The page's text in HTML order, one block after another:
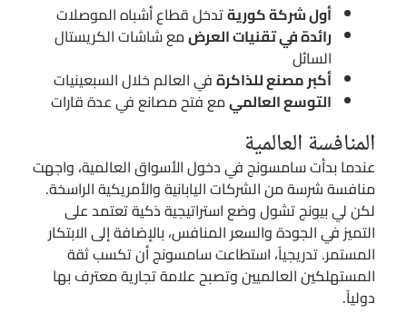
أول شركة كوريةتدخل قطاع أشباه الموصلات
رائدة في تقنيات العرضمع شاشات الكريستال
السائل
أكبر مصنع للذاكرةفي العالم خلال السبعينيات
التوسع العالميمع فتح مصانع في عدة قارات
المنافسة العالمية
عندما بدأت سامسونج في دخول الأسواق العالمية، واجهت
منافسة شرسة من الشركات اليابانية والأمريكية الراسخة.
لكن لي بيونج تشول وضع استراتيجية ذكية تعتمد على
التميز في الجودة والسعر المنافس، بالإضافة إلى الابتكار
المستمر. تدريجياً، استطاعت سامسونج أن تكسب ثقة
المستهلكين العالميين وتصبح علامة تجارية معترف بها
دولياً.